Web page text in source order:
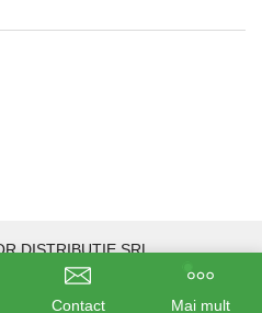
DISTRIBUTIE SRL
Contact Mai mult